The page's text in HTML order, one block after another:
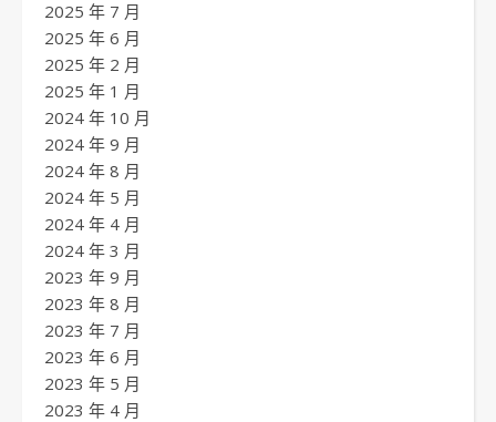
2025 年 7 月
2025 年 6 月
2025 年 2 月
2025 年 1 月
2024 年 10 月
2024 年 9 月
2024 年 8 月
2024 年 5 月
2024 年 4 月
2024 年 3 月
2023 年 9 月
2023 年 8 月
2023 年 7 月
2023 年 6 月
2023 年 5 月
2023 年 4 月